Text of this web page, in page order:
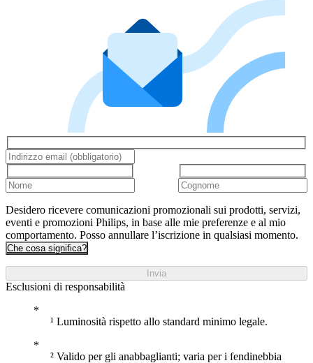
Desidero ricevere comunicazioni promozionali sui prodotti, servizi,
eventi e promozioni Philips, in base alle mie preferenze e al mio
comportamento. Posso annullare l’iscrizione in qualsiasi momento.
Che cosa significa?
Invia
Esclusioni di responsabilità
¹ Luminosità rispetto allo standard minimo legale.
² Valido per gli anabbaglianti; varia per i fendinebbia